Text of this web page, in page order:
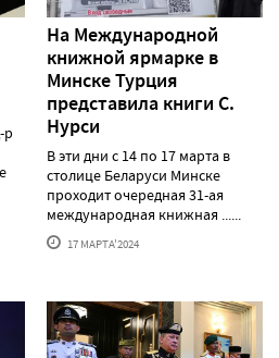
р
На Международной
книжной ярмарке в
Минске Турция
представила книги С.
Нурси
В эти дни с 14 по 17 марта в
столице Беларуси Минске
проходит очередная 31-ая
международная книжная ......
17 МАРТА'2024